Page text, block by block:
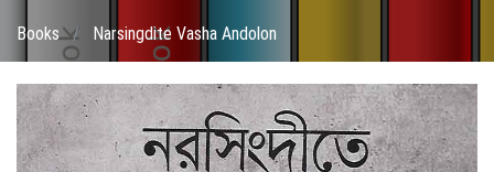
Books / Narsingdite Vasha Andolon